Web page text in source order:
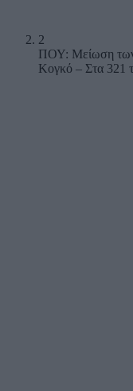
2
ΠΟΥ: Μείωση
Κογκό – Στα 321